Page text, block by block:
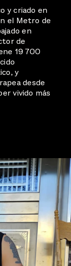
y criado en
el Metro de
en
de
19 700
y
desde
vivido más